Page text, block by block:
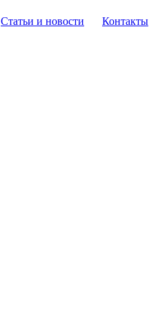
Статьи и новости
Контакты